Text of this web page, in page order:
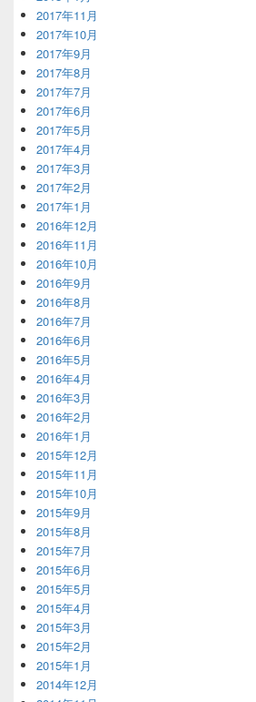
2017年11月
2017年10月
2017年9月
2017年8月
2017年7月
2017年6月
2017年5月
2017年4月
2017年3月
2017年2月
2017年1月
2016年12月
2016年11月
2016年10月
2016年9月
2016年8月
2016年7月
2016年6月
2016年5月
2016年4月
2016年3月
2016年2月
2016年1月
2015年12月
2015年11月
2015年10月
2015年9月
2015年8月
2015年7月
2015年6月
2015年5月
2015年4月
2015年3月
2015年2月
2015年1月
2014年12月